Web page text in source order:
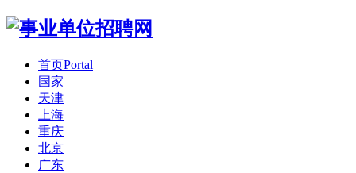
首页Portal
国家
天津
上海
重庆
北京
广东